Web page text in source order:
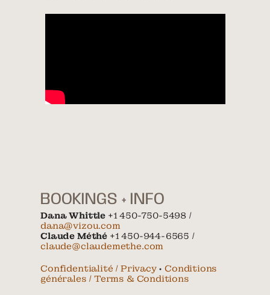
BOOKINGS + INFO
Dana Whittle +1 450-750-5498 /
dana@vizou.com
Claude Méthé +1 450-944-6565 /
claude@claudemethe.com
Confidentialité / Privacy•Conditions
générales / Terms & Conditions